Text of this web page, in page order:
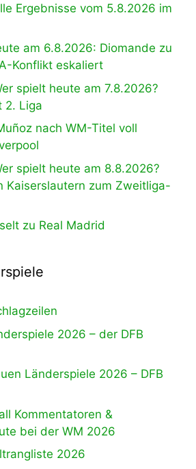
Ergebnisse vom 5.8.2026 im
am 6.8.2026: Diomande zu
Konflikt eskaliert
spielt heute am 7.8.2026?
2. Liga
nach WM-Titel voll
spielt heute am 8.8.2026?
Kaiserslautern zum Zweitliga-
zu Real Madrid
2026 – der DFB
Länderspiele 2026 – DFB
Kommentatoren &
bei der WM 2026
2026